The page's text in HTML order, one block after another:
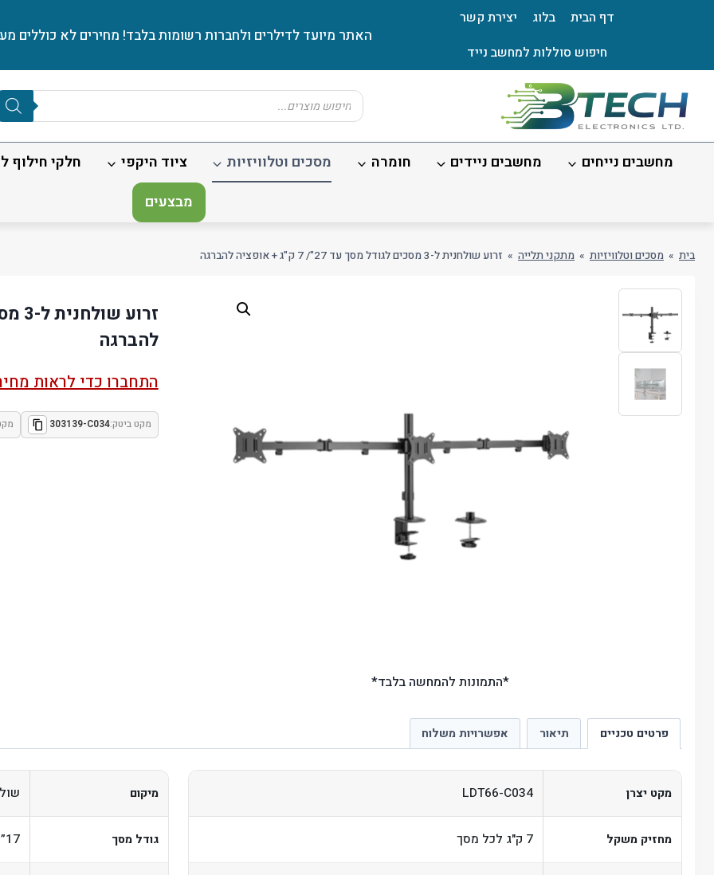
דף הבית בלוג
יצירת קשר
חיפוש סוללות למחשב נייד
האתר מיועד לדילרים ולחברות רשומות בלבד! מחירים לא כוללים
Products
search
מחשבים נייחים מחשבים ניידים חומרה מסכים וטלוויזיות ציוד היקפי
חלקי חילוף
מבצעים
בית » מסכים וטלוויזיות » מתקני תלייה » זרוע שולחנית ל-3 מסכים לגודל מסך עד 27"/ 7 ק"ג + אופציה להברגה
*התמונות להמחשה בלבד*
להברגה
התחברו כדי לראות
מקט ביטק:303139-C034
פרטים טכניים תיאור אפשרויות משלוח
מקט יצרן LDT66-C034
מחזיק משקל 7 ק"ג לכל מסך
מיקום
גודל מסך 17” עד 27”